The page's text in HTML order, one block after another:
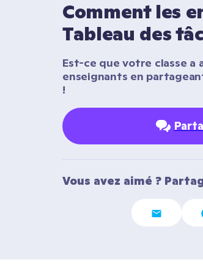
Comment les
Tableau des
Est-ce que votre classe a
enseignants en
!
Vous avez aimé ?